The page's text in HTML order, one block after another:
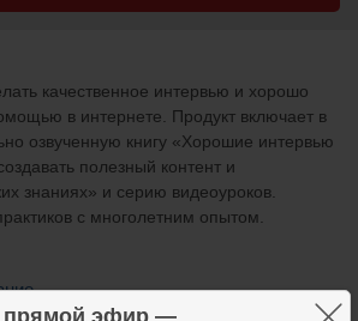
прямой эфир —
качественное интервью и хорошо
в интернете. Продукт включает в
озвученную книгу «Хорошие интервью
полезный контент и
знаниях» и серию видеоуроков.
с многолетним опытом.